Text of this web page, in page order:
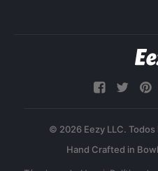
© 2026 Eezy LLC.